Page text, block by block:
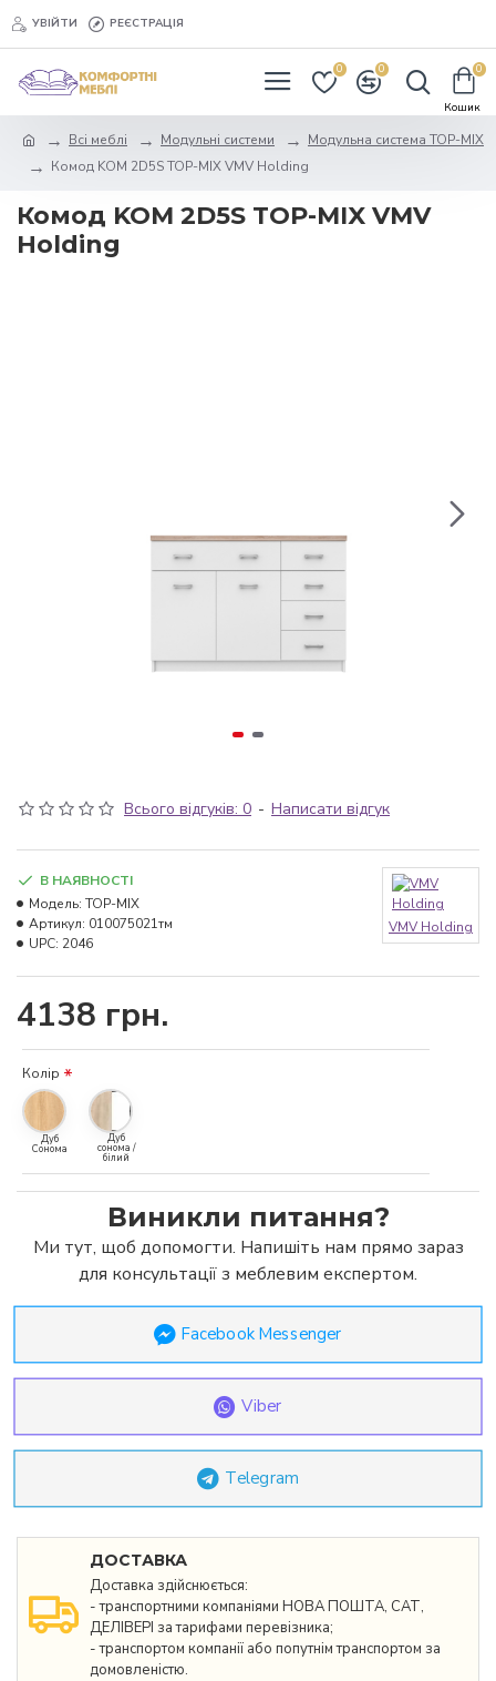
УВІЙТИ РЕЄСТРАЦІЯ
0 0 0
Всі меблі Модульні системи
Модульна система TOP-MIX
Комод KOM 2D5S TOP-MIX VMV Holding
Комод KOM 2D5S TOP-MIX VMV
Holding
Всього відгуків: 0 - Написати відгук
4138 грн.
В НАЯВНОСТІ
Модель: TOP-MIX
Артикул: 010075021тм
UPC: 2046
VMV Holding
Колір
Дуб
Сонома
Дуб
сонома /
білий
ДОСТАВКА
Доставка здійснюється:
- транспортними компаніями НОВА ПОШТА, САТ,
ДЕЛІВЕРІ за тарифами перевізника;
- транспортом компанії або попутнім транспортом за
домовленістю.
Виникли питання?
Ми тут, щоб допомогти. Напишіть нам прямо зараз
для консультації з меблевим експертом.
Facebook Messenger
Viber
Telegram